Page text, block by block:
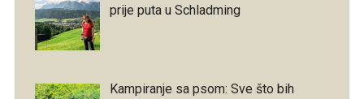
prije puta u Schladming
Kampiranje sa psom: Sve što bih